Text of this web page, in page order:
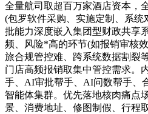
全量航司取超百万家酒店资本，
(包罗软件采购、实施定制、系
批能力深度嵌入集团型财政共享
频、风险*高的环节(如报销审核
旅合规管控难、跨系统数据割裂
门店高频报销取集中管控需求。
手、AI审批帮手、AI问数帮手、
智能体集群。优先落地核肉痛点
景、消费地址、修图制假、行程